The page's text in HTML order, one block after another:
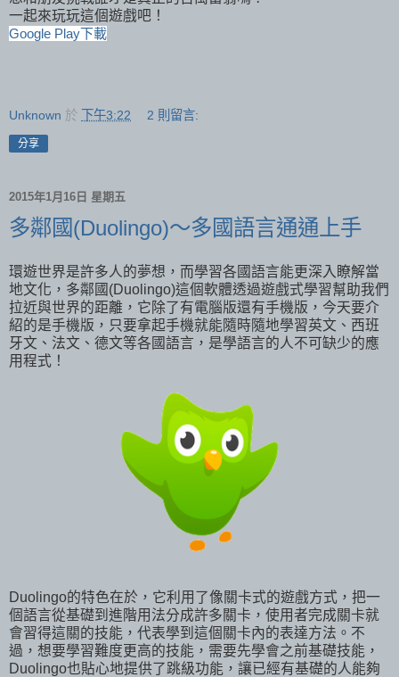
一起來玩玩這個遊戲吧！
Google Play下載
Unknown 於 下午3:22 2 則留言:
分享
2015年1月16日 星期五
多鄰國(Duolingo)～多國語言通通上手
環遊世界是許多人的夢想，而學習各國語言能更深入瞭解當
地文化，多鄰國(Duolingo)這個軟體透過遊戲式學習幫助我們
拉近與世界的距離，它除了有電腦版還有手機版，今天要介
紹的是手機版，只要拿起手機就能隨時隨地學習英文、西班
牙文、法文、德文等各國語言，是學語言的人不可缺少的應
用程式！
Duolingo的特色在於，它利用了像關卡式的遊戲方式，把一
個語言從基礎到進階用法分成許多關卡，使用者完成關卡就
會習得這關的技能，代表學到這個關卡內的表達方法。不
過，想要學習難度更高的技能，需要先學會之前基礎技能，
Duolingo也貼心地提供了跳級功能，讓已經有基礎的人能夠